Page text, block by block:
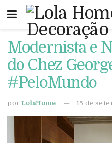
Modernista e
do Chez
#PeloMundo
por LolaHome 15 de